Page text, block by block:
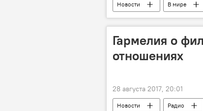
Новости В мире
Гармелия о
отношениях
28 августа 2017, 20:01
Новости Радио